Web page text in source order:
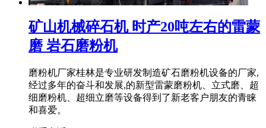
矿山机械碎石机 时产20吨左右的雷蒙
磨 岩石磨粉机
磨粉机厂家桂林是专业研发制造矿石磨粉机设备的厂家,
经过多年的奋斗和发展,的新型雷蒙磨粉机、立式磨、超
细磨粉机、超细立磨等设备得到了新老客户朋友的青睐
和喜爱。